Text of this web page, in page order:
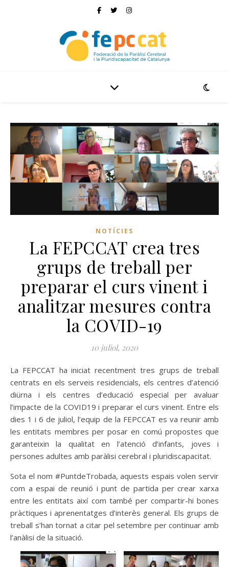
NOTÍCIES
La FEPCCAT crea tres
grups de treball per
preparar el curs vinent i
analitzar mesures contra
la COVID-19
10 juliol, 2020
La FEPCCAT ha iniciat recentment tres grups de treball
centrats en els serveis residencials, els centres d’atenció
diürna i els centres d’educació especial per avaluar
l’impacte de la COVID19 i preparar el curs vinent. Entre els
dies 1 i 6 de juliol, l’equip de la FEPCCAT es va reunir amb
les entitats membres per posar en comú propostes que
garanteixin la qualitat en l’atenció d’infants, joves i
persones adultes amb paràlisi cerebral i pluridiscapacitat.
Sota el nom #PuntdeTrobada, aquests espais volen servir
com a espai de reunió i punt de partida per crear xarxa
entre les entitats així com també per compartir-hi bones
pràctiques i aprenentatges d’interès general. Els grups de
treball s’han tornat a citar pel setembre per continuar amb
l’anàlisi de la situació.